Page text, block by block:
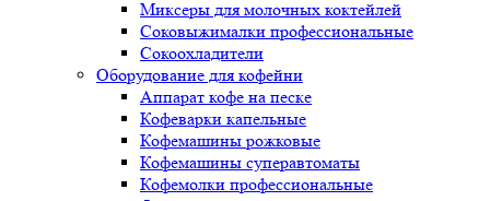
Миксеры для молочных коктейлей
Соковыжималки профессиональные
Сокоохладители
Оборудование для кофейни
Аппарат кофе на песке
Кофеварки капельные
Кофемашины рожковые
Кофемашины суперавтоматы
Кофемолки профессиональные